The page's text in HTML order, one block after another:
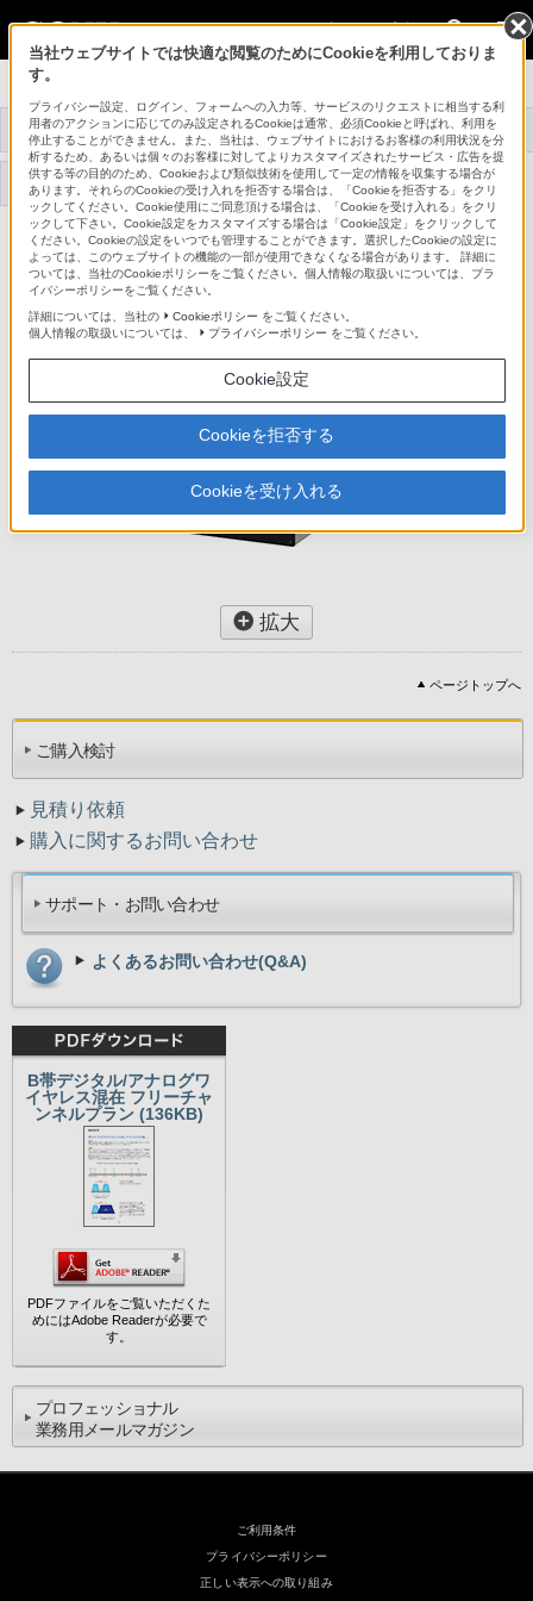
法人のお客様
プロオーディオ
トップ 商品一覧 アクセサリー 事例紹介
機器アップデート
ファームウェア
サポート・お問い合わせ
AC-MC800G/9X
ACパワーサプライユニット
拡大
ページトップへ
ご購入検討
見積り依頼
購入に関するお問い合わせ
サポート・お問い合わせ
よくあるお問い合わせ(Q&A)
B帯デジタル/アナログワ
イヤレス混在 フリーチャ
ンネルプラン (136KB)
PDFファイルをご覧いただくた
めにはAdobe Readerが必要で
す。
プロフェッショナル
業務用メールマガジン
ご利用条件
プライバシーポリシー
正しい表示への取り組み
当社ウェブサイトでは快適な閲覧のためにCookieを利用しておりま
す。
プライバシー設定、ログイン、フォームへの入力等、サービスのリクエストに相当する利
用者のアクションに応じてのみ設定されるCookieは通常、必須Cookieと呼ばれ、利用を
停止することができません。また、当社は、ウェブサイトにおけるお客様の利用状況を分
析するため、あるいは個々のお客様に対してよりカスタマイズされたサービス・広告を提
供する等の目的のため、Cookieおよび類似技術を使用して一定の情報を収集する場合が
あります。それらのCookieの受け入れを拒否する場合は、「Cookieを拒否する」をクリ
ックしてください。Cookie使用にご同意頂ける場合は、「Cookieを受け入れる」をクリ
ックして下さい。Cookie設定をカスタマイズする場合は「Cookie設定」をクリックして
ください。Cookieの設定をいつでも管理することができます。選択したCookieの設定に
よっては、このウェブサイトの機能の一部が使用できなくなる場合があります。 詳細に
ついては、当社のCookieポリシーをご覧ください。個人情報の取扱いについては、プラ
イバシーポリシーをご覧ください。
詳細については、当社の
Cookieポリシー をご覧ください。
個人情報の取扱いについては、
プライバシーポリシー をご覧ください。
Cookie設定
Cookieを拒否する
Cookieを受け入れる